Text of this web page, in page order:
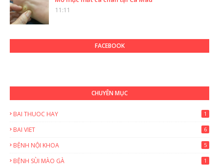
11:11
FACEBOOK
CHUYÊN MỤC
BAI THUOC HAY 1
BAI VIET 6
BỆNH NỘI KHOA 5
BỆNH SÙI MÀO GÀ 1